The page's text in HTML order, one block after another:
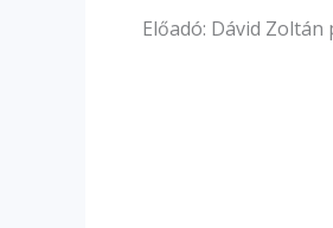
Előadó: Dávid